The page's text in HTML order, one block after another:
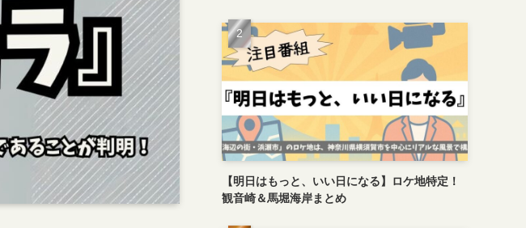
【明日はもっと、いい日になる】ロケ地特定！
観音崎＆馬堀海岸まとめ